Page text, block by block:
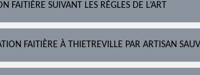
FAITIÈRE SUIVANT LES RÈGLES DE L’ART
FAITIÈRE À THIETREVILLE PAR ARTISAN